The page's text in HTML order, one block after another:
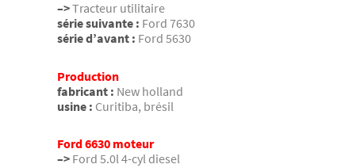
–>Tracteur utilitaire
série suivante : Ford 7630
série d’avant : Ford 5630
Production
fabricant : New holland
usine : Curitiba, brésil
Ford 6630 moteur
–> Ford 5.0l 4-cyl diesel